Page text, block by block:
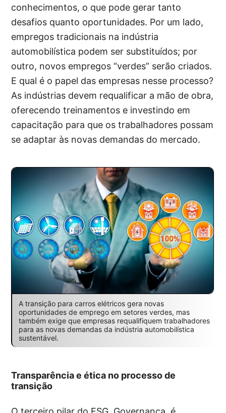
conhecimentos, o que pode gerar tanto
desafios quanto oportunidades. Por um lado,
empregos tradicionais na indústria
automobilística podem ser substituídos; por
outro, novos empregos “verdes” serão criados.
E qual é o papel das empresas nesse processo?
As indústrias devem requalificar a mão de obra,
oferecendo treinamentos e investindo em
capacitação para que os trabalhadores possam
se adaptar às novas demandas do mercado.
A transição para carros elétricos gera novas
oportunidades de emprego em setores verdes, mas
também exige que empresas requalifiquem trabalhadores
para as novas demandas da indústria automobilística
sustentável.
Transparência e ética no processo de
transição